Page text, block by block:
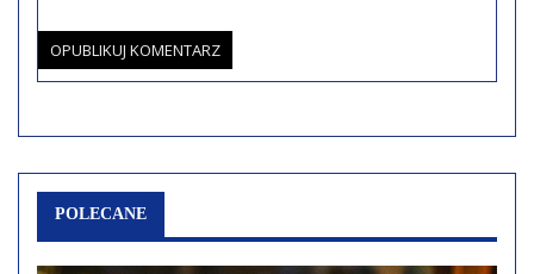
POLECANE